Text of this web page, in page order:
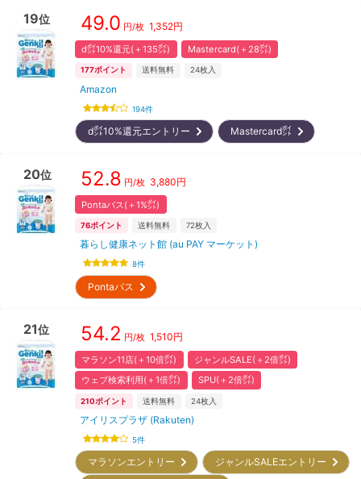
19位 49.0 円/枚 1,352円
d㌽10%還元(＋135㌽) Mastercard(＋28㌽)
177ポイント 送料無料 24枚入
Amazon
194件
d㌽10%還元エントリー Mastercard㌽
20位 52.8 円/枚 3,880円
Pontaパス(＋1%㌽)
76ポイント 送料無料 72枚入
暮らし健康ネット館 (au PAY マーケット)
8件
Pontaパス
21位 54.2 円/枚 1,510円
マラソン11店(＋10倍㌽)
ジャンルSALE(＋2倍㌽)
ウェブ検索利用(＋1倍㌽)
SPU(＋2倍㌽)
210ポイント 送料無料 24枚入
アイリスプラザ (Rakuten)
5件
マラソンエントリー
ジャンルSALEエントリー